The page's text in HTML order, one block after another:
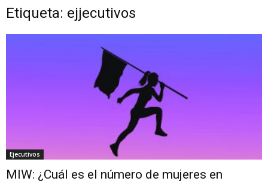
Etiqueta: ejjecutivos
Ejecutivos
MIW: ¿Cuál es el número de mujeres en